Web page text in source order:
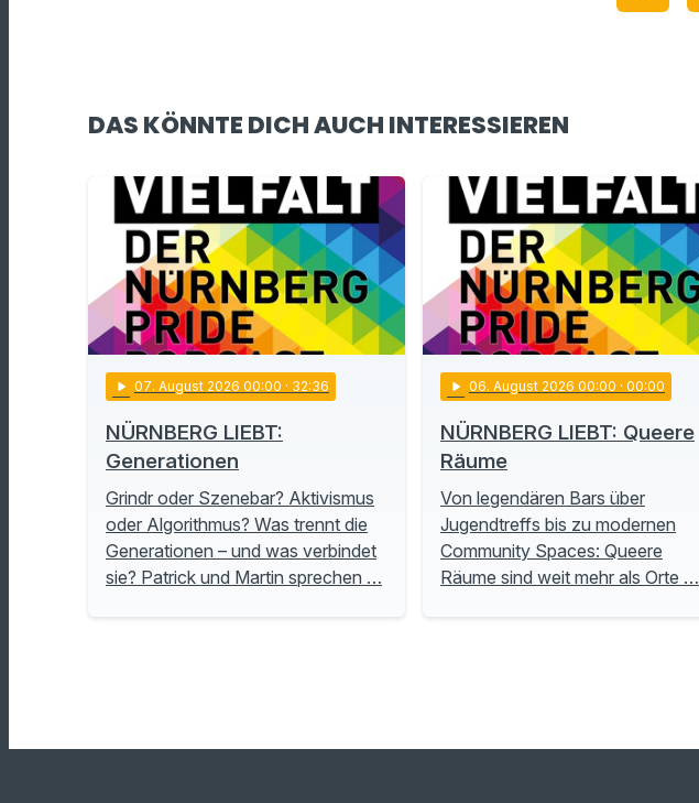
DAS KÖNNTE DICH AUCH INTERESSIEREN
play_arrow 07. August 2026 00:00 · 32:36
NÜRNBERG LIEBT:
Generationen
Grindr oder Szenebar? Aktivismus
oder Algorithmus? Was trennt die
Generationen – und was verbindet
sie? Patrick und Martin sprechen …
play_arrow 06. August 2026 00:00 · 00:00
NÜRNBERG LIEBT: Queere
Räume
Von legendären Bars über
Jugendtreffs bis zu modernen
Community Spaces: Queere
Räume sind weit mehr als Orte …